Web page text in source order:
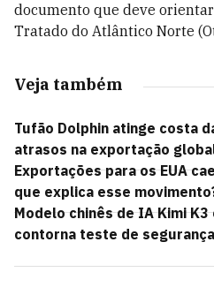
documento que deve
Tratado do Atlântico Norte
Veja também
Tufão Dolphin atinge costa
atrasos na exportação
Exportações para os EUA
que explica esse
Modelo chinês de IA Kimi
contorna teste de segurança